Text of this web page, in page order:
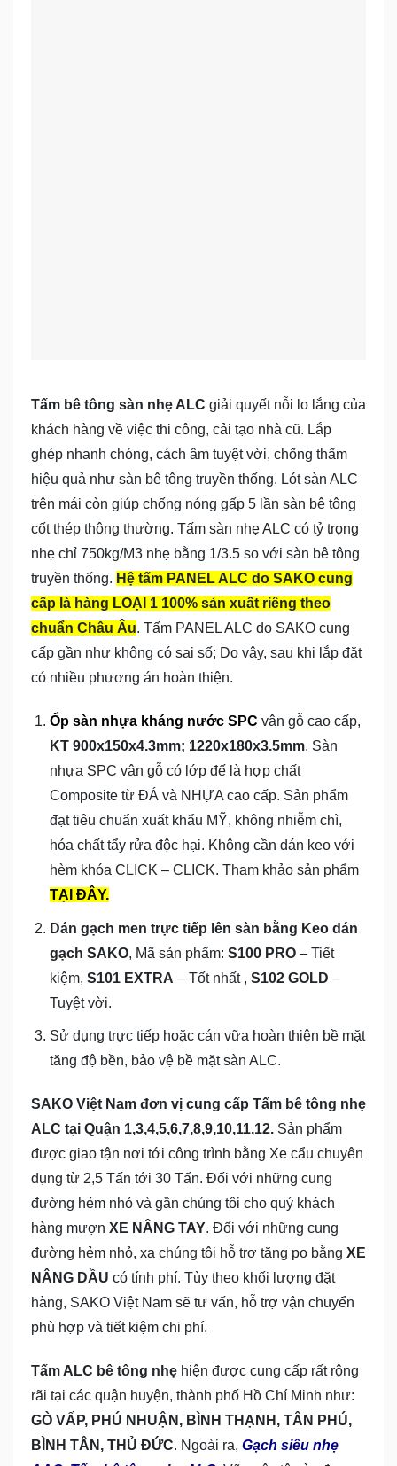
Tấm bê tông sàn nhẹ ALC giải quyết nỗi lo lắng của
khách hàng về việc thi công, cải tạo nhà cũ. Lắp
ghép nhanh chóng, cách âm tuyệt vời, chống thấm
hiệu quả như sàn bê tông truyền thống. Lót sàn ALC
trên mái còn giúp chống nóng gấp 5 lần sàn bê tông
cốt thép thông thường. Tấm sàn nhẹ ALC có tỷ trọng
nhẹ chỉ 750kg/M3 nhẹ bằng 1/3.5 so với sàn bê tông
truyền thống. Hệ tấm PANEL ALC do SAKO cung
cấp là hàng LOẠI 1 100% sản xuất riêng theo
chuẩn Châu Âu. Tấm PANEL ALC do SAKO cung
cấp gần như không có sai số; Do vậy, sau khi lắp đặt
có nhiều phương án hoàn thiện.
Ốp sàn nhựa kháng nước SPC vân gỗ cao cấp,
KT 900x150x4.3mm; 1220x180x3.5mm. Sàn
nhựa SPC vân gỗ có lớp đế là hợp chất
Composite từ ĐÁ và NHỰA cao cấp. Sản phẩm
đạt tiêu chuẩn xuất khẩu MỸ, không nhiễm chì,
hóa chất tẩy rửa độc hại. Không cần dán keo với
hèm khóa CLICK – CLICK. Tham khảo sản phẩm
TẠI ĐÂY.
Dán gạch men trực tiếp lên sàn bằng Keo dán
gạch SAKO, Mã sản phẩm: S100 PRO– Tiết
kiệm, S101 EXTRA – Tốt nhất , S102 GOLD –
Tuyệt vời.
Sử dụng trực tiếp hoặc cán vữa hoàn thiện bề mặt
tăng độ bền, bảo vệ bề mặt sàn ALC.
SAKO Việt Nam đơn vị cung cấp Tấm bê tông nhẹ
ALC tại Quận 1,3,4,5,6,7,8,9,10,11,12. Sản phẩm
được giao tận nơi tới công trình bằng Xe cẩu chuyên
dụng từ 2,5 Tấn tới 30 Tấn. Đối với những cung
đường hẻm nhỏ và gần chúng tôi cho quý khách
hàng mượn XE NÂNG TAY. Đối với những cung
đường hẻm nhỏ, xa chúng tôi hỗ trợ tăng po bằng XE
NÂNG DẦU có tính phí. Tùy theo khối lượng đặt
hàng, SAKO Việt Nam sẽ tư vấn, hỗ trợ vận chuyển
phù hợp và tiết kiệm chi phí.
Tấm ALC bê tông nhẹ hiện được cung cấp rất rộng
rãi tại các quận huyện, thành phố Hồ Chí Minh như:
GÒ VẤP, PHÚ NHUẬN, BÌNH THẠNH, TÂN PHÚ,
BÌNH TÂN, THỦ ĐỨC. Ngoài ra, Gạch siêu nhẹ